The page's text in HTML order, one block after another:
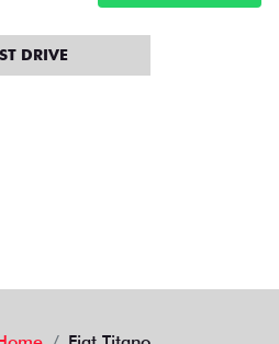
DRIVE